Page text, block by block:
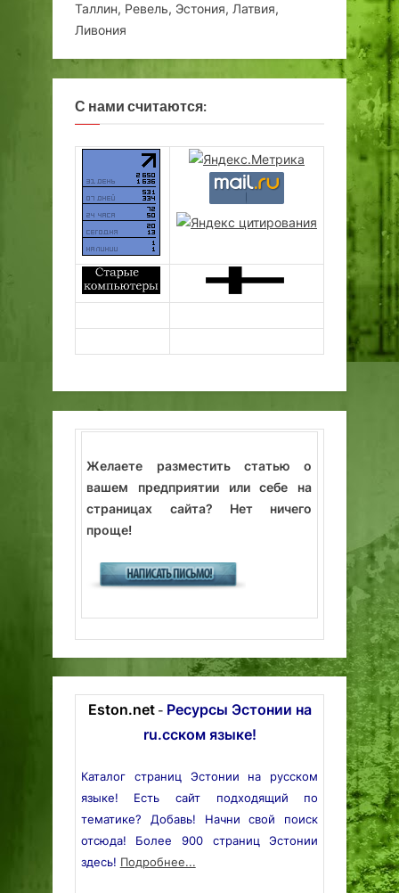
Таллин, Ревель, Эстония, Латвия,
Ливония
С нами считаются:
Желаете разместить статью о
вашем предприятии или себе на
страницах сайта? Нет ничего
проще!
Eston.net- Ресурсы Эстонии на
ru.сском языке!
Каталог страниц Эстонии на русском
языке! Есть сайт подходящий по
тематике? Добавь! Начни свой поиск
отсюда! Более 900 страниц Эстонии
здесь! Подробнее...